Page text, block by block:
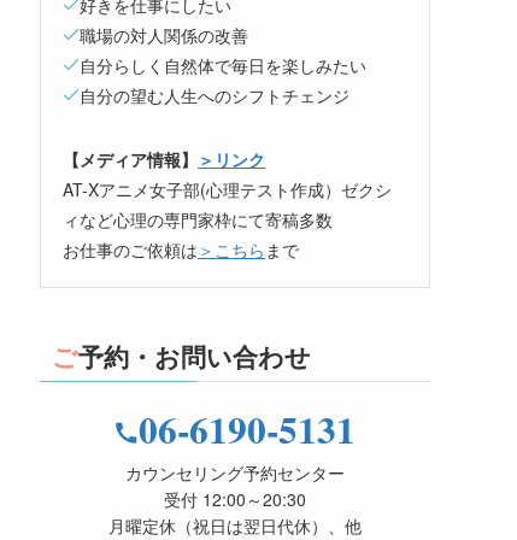
好きを仕事にしたい
職場の対人関係の改善
自分らしく自然体で毎日を楽しみたい
自分の望む人生へのシフトチェンジ
【メディア情報】 ＞リンク
AT-Xアニメ女子部(心理テスト作成）ゼクシ
ィなど心理の専門家枠にて寄稿多数
お仕事のご依頼は ＞こちら まで
ご予約・お問い合わせ
06-6190-5131
カウンセリング予約センター
受付 12:00～20:30
月曜定休（祝日は翌日代休）、他